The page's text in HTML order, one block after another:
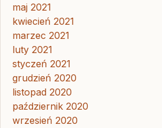
maj 2021
kwiecień 2021
marzec 2021
luty 2021
styczeń 2021
grudzień 2020
listopad 2020
październik 2020
wrzesień 2020